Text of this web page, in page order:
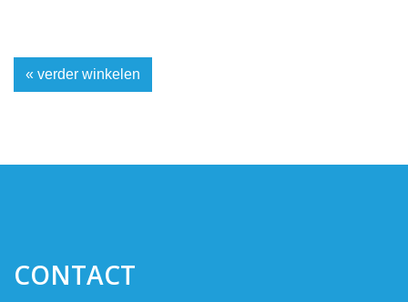
« verder winkelen
CONTACT